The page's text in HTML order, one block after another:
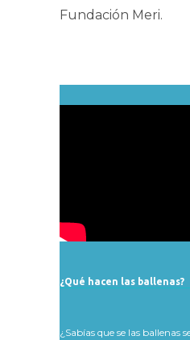
Fundación Meri.
¿Qué hacen las ballenas?
¿Sabías que se las ballenas